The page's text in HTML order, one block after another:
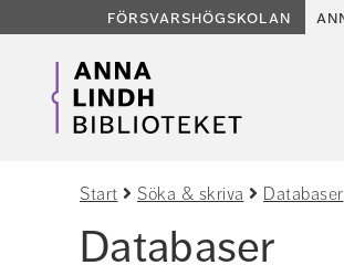
försvarshögskolan
Start Söka & skriva Databaser
Databaser